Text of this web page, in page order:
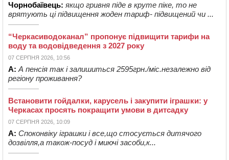
Чорнобаївець: якщо гривня піде в круте піке, то не
врятують ці підвищення жоден тариф- підвищений чи ...
“Черкасиводоканал” пропонує підвищити тарифи на
воду та водовідведення з 2027 року
07 СЕРПНЯ 2026, 10:56
А: А пенсія так і залишиться 2595грн./міс.незалежно від
регіону проживання?
Встановити гойдалки, карусель і закупити іграшки: у
Черкасах просять покращити умови в дитсадку
07 СЕРПНЯ 2026, 10:09
А: Споконвіку іграшки і все,що стосується дитячого
дозвілля,а також-посуд і миючі засоби,к...